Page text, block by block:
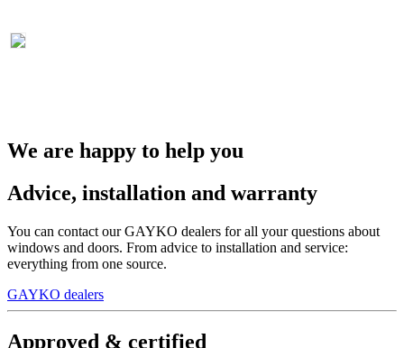
We are happy to help you
Advice, installation and warranty
You can contact our GAYKO dealers for all your questions about
windows and doors. From advice to installation and service:
everything from one source.
GAYKO dealers
Approved & certified